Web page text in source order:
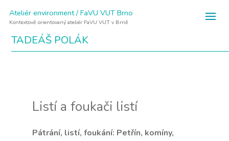
Ateliér environment / FaVU VUT Brno
Kontextově orientovaný ateliér FaVU VUT v Brně
TADEÁŠ POLÁK
Listí a foukači listí
Pátrání, listí, foukání: Petřín, komíny,